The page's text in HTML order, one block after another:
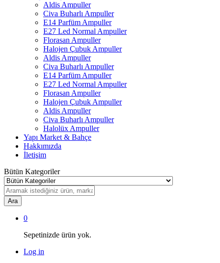
Aldis Ampuller
Civa Buharlı Ampuller
E14 Parfüm Ampuller
E27 Led Normal Ampuller
Florasan Ampuller
Halojen Çubuk Ampuller
Aldis Ampuller
Civa Buharlı Ampuller
E14 Parfüm Ampuller
E27 Led Normal Ampuller
Florasan Ampuller
Halojen Çubuk Ampuller
Aldis Ampuller
Civa Buharlı Ampuller
Halolüx Ampuller
Yapı Market & Bahçe
Hakkımızda
İletişim
Bütün Kategoriler
Ara
0
Sepetinizde ürün yok.
Log in